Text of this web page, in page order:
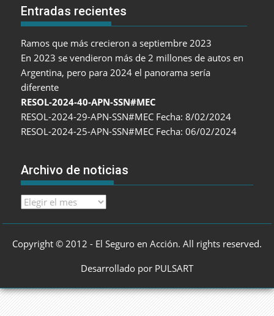
Entradas recientes
Ramos que más crecieron a septiembre 2023
En 2023 se vendieron más de 2 millones de autos en
Argentina, pero para 2024 el panorama sería
diferente
RESOL-2024-40-APN-SSN#MEC
RESOL-2024-29-APN-SSN#MEC Fecha: 8/02/2024
RESOL-2024-25-APN-SSN#MEC Fecha: 06/02/2024
Archivo de noticias
Archivo
Copyright © 2012 - El Seguro en Acción. All rights reserved.
Desarrollado por PULSART